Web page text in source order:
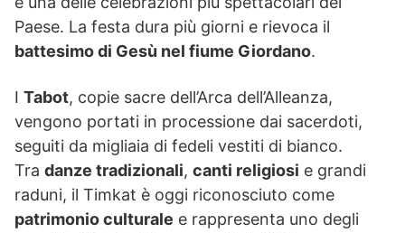
Paese. La festa dura più giorni e rievoca il
battesimo di Gesù nel fiume Giordano.
I Tabot, copie sacre dell’Arca dell’Alleanza,
vengono portati in processione dai sacerdoti,
seguiti da migliaia di fedeli vestiti di bianco.
Tra danze tradizionali, canti religiosi e grandi
raduni, il Timkat è oggi riconosciuto come
patrimonio culturale e rappresenta uno degli